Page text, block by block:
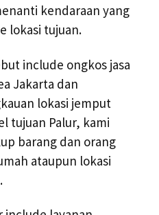
kendaraan yang
lokasi tujuan.
include ongkos jasa
Jakarta dan
lokasi jemput
tujuan Palur, kami
barang dan orang
ataupun lokasi